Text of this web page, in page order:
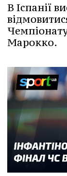
В Іспанії
Марокко.